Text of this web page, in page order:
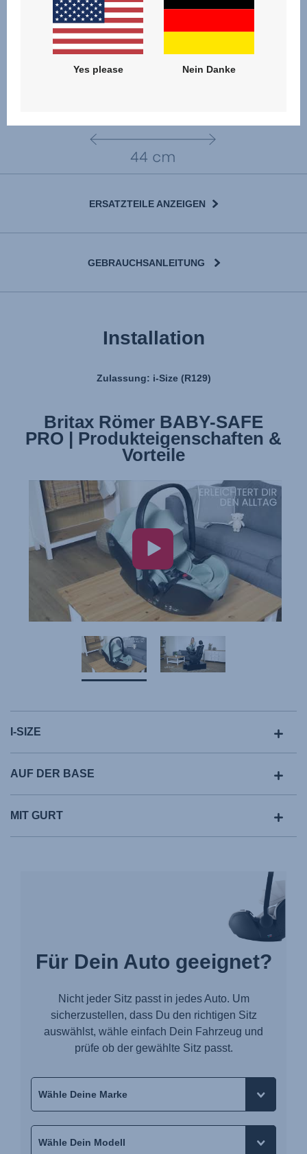
ERSATZTEILE ANZEIGEN
GEBRAUCHSANLEITUNG
Installation
Zulassung: i-Size (R129)
Britax Römer BABY-SAFE
PRO | Produkteigenschaften &
Vorteile
Britax Römer BABY-SAFE
PRO | Installation
I-SIZE
AUF DER BASE
MIT GURT
Für Dein Auto geeignet?
Nicht jeder Sitz passt in jedes Auto. Um
sicherzustellen, dass Du den richtigen Sitz
auswählst, wähle einfach Dein Fahrzeug und
prüfe ob der gewählte Sitz passt.
Yes please Nein Danke